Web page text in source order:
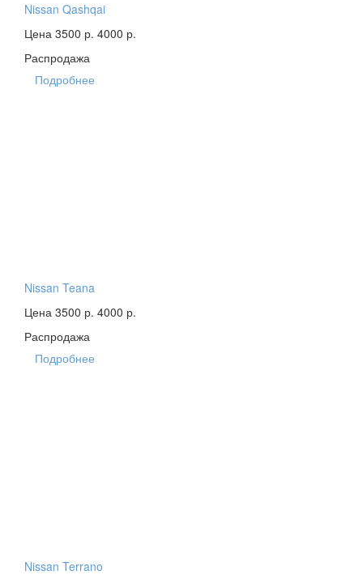
Nissan Qashqai
Цена 3500 р. 4000 р.
Распродажа
Подробнее
Nissan Teana
Цена 3500 р. 4000 р.
Распродажа
Подробнее
Nissan Terrano